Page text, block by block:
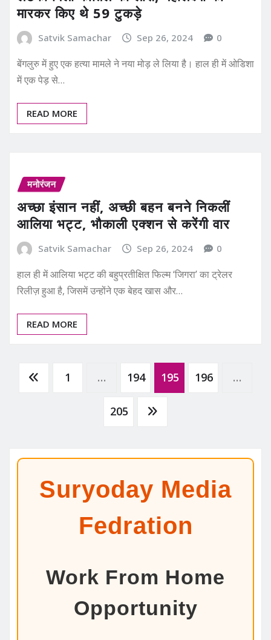
मारकर किए थे 59 टुकड़े
Satvik Samachar Sep 26, 2024 0
बेंगलुरु में हुए एक हत्या मामले ने नया मोड़ ले लिया है। हाल ही में ओडिशा
में एक पेड़ से…
READ MORE
मनोरंजन
अच्छा इंसान नहीं, अच्छी बहन बनने निकलीं
आलिया भट्ट, भौकाली एक्शन से करेंगी वार
Satvik Samachar Sep 26, 2024 0
हाल ही में आलिया भट्ट की बहुप्रतीक्षित फिल्म ‘जिगरा’ का ट्रेलर
रिलीज़ हुआ है, जिसमें उन्होंने एक बेहद खास और…
READ MORE
Posts
pagination
1 … 194 195 196 …
205
Suryoday Media
Fedration
Work From Home
Opportunity